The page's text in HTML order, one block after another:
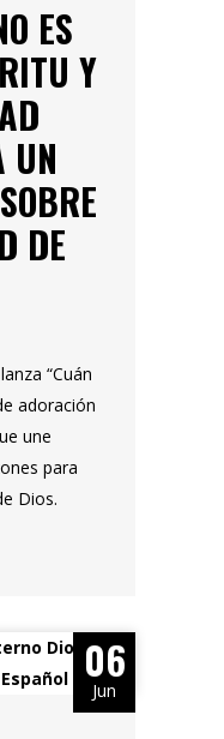
ES
Y
UN
DE
“Cuán
adoración
une
para
Dios.
06
Jun